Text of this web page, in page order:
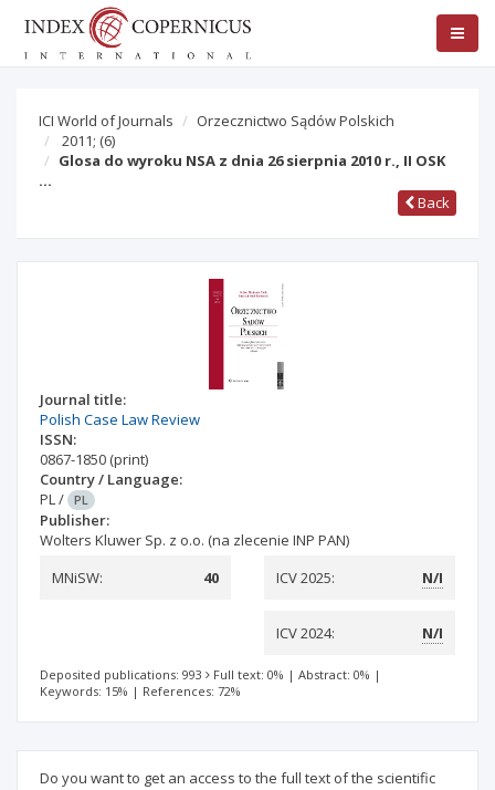
ICI World of Journals
Orzecznictwo Sądów Polskich
2011; (6)
Glosa do wyroku NSA z dnia 26 sierpnia 2010 r., II OSK
…
Back
Journal title:
Polish Case Law Review
ISSN:
0867-1850 (print)
Country / Language:
PL/ PL
Publisher:
Wolters Kluwer Sp. z o.o. (na zlecenie INP PAN)
MNiSW:
40 ICV 2025: N/I
ICV 2024: N/I
Deposited publications: 993 Full text: 0% | Abstract: 0% |
Keywords: 15% | References: 72%
Do you want to get an access to the full text of the scientific